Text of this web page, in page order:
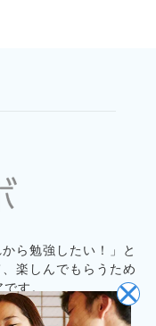
ら勉強したい！」と
楽しんでもらうため
す。